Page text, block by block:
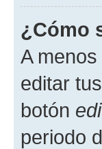
¿Cómo
A
editar
botón
periodo